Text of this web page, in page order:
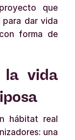
que
dar vida
forma de
la vida
hábitat real
una